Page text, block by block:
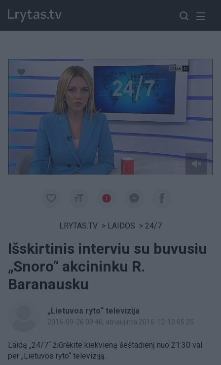
Paremkite Ukrainą
LRYTAS.TV > LAIDOS > 24/7
Išskirtinis interviu su buvusiu
„Snoro“ akcininku R.
Baranausku
„Lietuvos ryto“ televizija
2016-09-26 09:46, atnaujinta 2016-12-12 05:25
Laidą „24/7“ žiūrėkite kiekvieną šeštadienį nuo 21:30 val.
per „Lietuvos ryto“ televiziją.